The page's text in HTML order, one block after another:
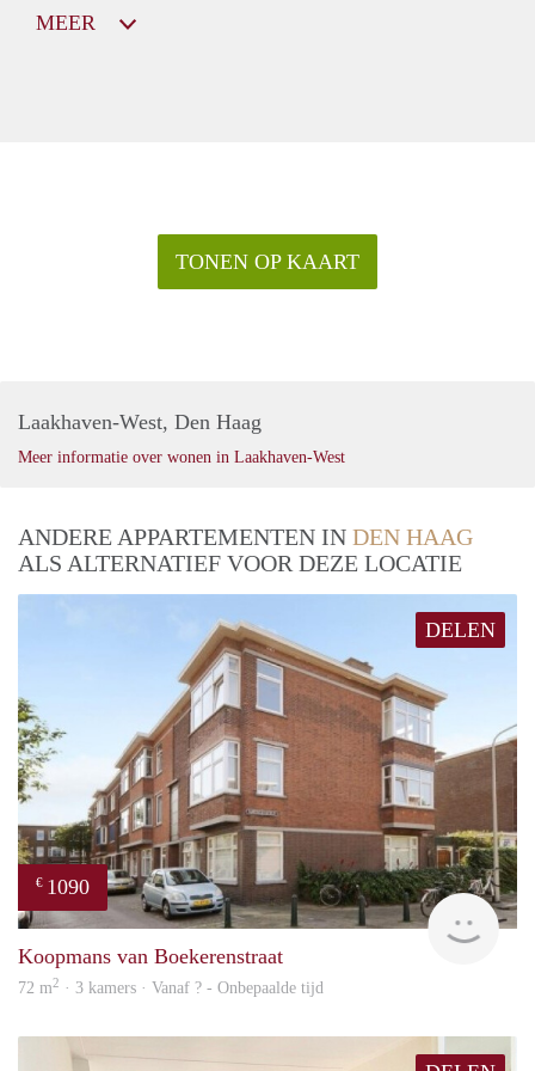
MEER
TONEN OP KAART
Laakhaven-West, Den Haag
Meer informatie over wonen in Laakhaven-West
ANDERE APPARTEMENTEN IN DEN HAAG
ALS ALTERNATIEF VOOR DEZE LOCATIE
DELEN
€ 1090
Koopmans van Boekerenstraat
72 m2 · 3 kamers · Vanaf ? - Onbepaalde tijd